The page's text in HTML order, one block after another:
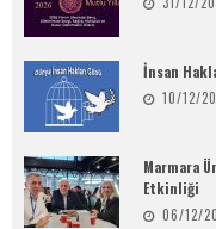
İnsan
10/12/
Marmara
Etkinliği
06/12/